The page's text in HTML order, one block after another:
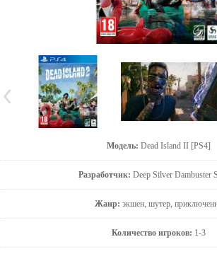
Модель: Dead Island II [PS4]
Разработчик: Deep Silver Dambuster
Жанр: экшен, шутер,
Количество игроков: 1-3